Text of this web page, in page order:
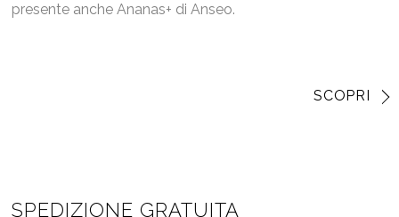
presente anche Ananas+ di Anseo.
SCOPRI
SPEDIZIONE GRATUITA